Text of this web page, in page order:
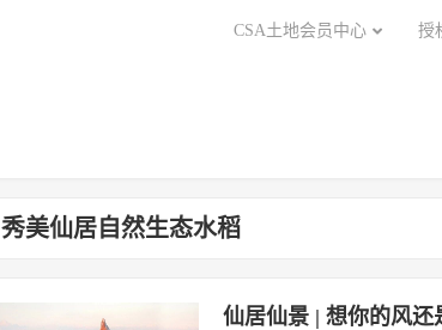
CSA土地会员中心 授
秀美仙居自然生态水稻
仙居仙景 | 想你的风